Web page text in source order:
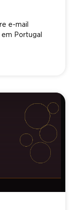
e-mail
Portugal